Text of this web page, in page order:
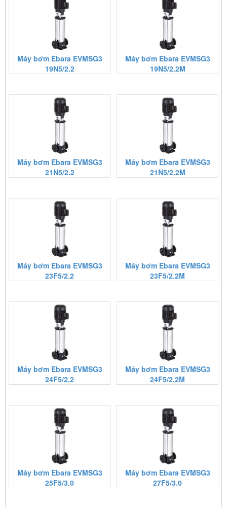
Máy bơm Ebara EVMSG3
19N5/2.2
Máy bơm Ebara EVMSG3
19N5/2.2M
Máy bơm Ebara EVMSG3
21N5/2.2
Máy bơm Ebara EVMSG3
21N5/2.2M
Máy bơm Ebara EVMSG3
23F5/2.2
Máy bơm Ebara EVMSG3
23F5/2.2M
Máy bơm Ebara EVMSG3
24F5/2.2
Máy bơm Ebara EVMSG3
24F5/2.2M
Máy bơm Ebara EVMSG3
25F5/3.0
Máy bơm Ebara EVMSG3
27F5/3.0